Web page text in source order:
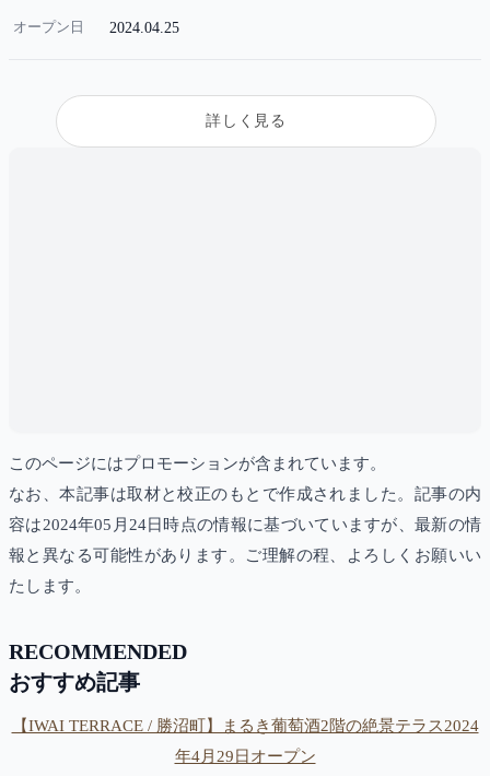
オープン日 2024.04.25
詳しく見る
このページにはプロモーションが含まれています。
なお、本記事は取材と校正のもとで作成されました。記事の内
容は2024年05月24日時点の情報に基づいていますが、最新の情
報と異なる可能性があります。ご理解の程、よろしくお願いい
たします。
RECOMMENDED
おすすめ記事
【IWAI TERRACE / 勝沼町】まるき葡萄酒2階の絶景テラス2024
年4月29日オープン